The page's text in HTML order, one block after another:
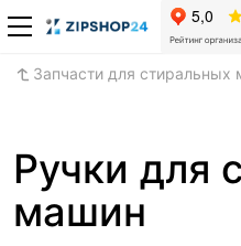
Запчасти для стиральных
Ручки для
машин